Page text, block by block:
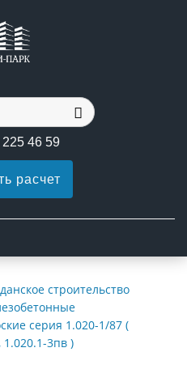
46 59
расчет
строительство
серия 1.020-1/87 (
3пв )